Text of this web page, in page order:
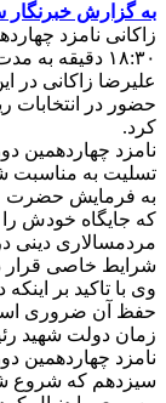
به گزارش خبرنگار
زاکانی نامزد
۱۸:۳۰ دقیقه به مدت نیم ساعت از شبکه یک سیما پخش شد.
علیرضا زاکانی در
حضور در انتخابات
کرد.
نامزد چهاردهمین
تسلیت به مناسبت
به فرمایش حضرت
که جایگاه خودش
مردمسالاری دینی
شرایط خاصی قرار
وی با تاکید بر
حفظ آن ضروری
زمان دولت شهید
نامزد چهاردهمین
سیزدهم که شروع